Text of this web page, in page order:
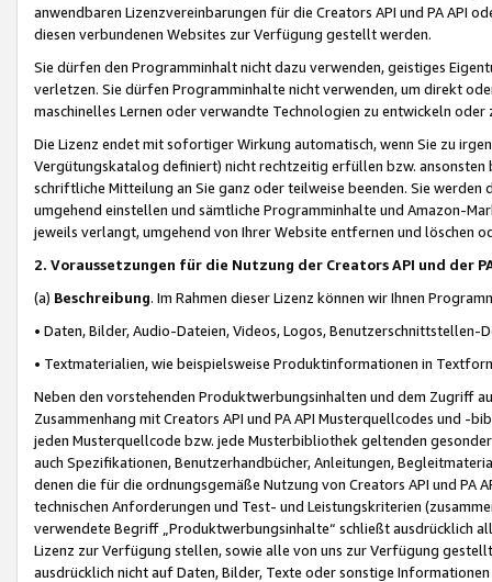
anwendbaren Lizenzvereinbarungen für die Creators API und PA API
diesen verbundenen Websites zur Verfügung gestellt werden.
Sie dürfen den Programminhalt nicht dazu verwenden, geistiges
verletzen. Sie dürfen Programminhalte nicht verwenden, um direkt
maschinelles Lernen oder verwandte Technologien zu entwickeln
Die Lizenz endet mit sofortiger Wirkung automatisch, wenn Sie zu
Vergütungskatalog definiert) nicht rechtzeitig erfüllen bzw. ansonsten
schriftliche Mitteilung an Sie ganz oder teilweise beenden. Sie werden
umgehend einstellen und sämtliche Programminhalte und Amazon-
jeweils verlangt, umgehend von Ihrer Website entfernen und löschen
2. Voraussetzungen für die Nutzung der Creators API und der
(a) Beschreibung. Im Rahmen dieser Lizenz können wir Ihnen
• Daten, Bilder, Audio-Dateien, Videos, Logos, Benutzerschnittstellen-
• Textmaterialien, wie beispielsweise Produktinformationen in
Neben den vorstehenden Produktwerbungsinhalten und dem Zugriff
Zusammenhang mit Creators API und PA API Musterquellcodes und
jeden Musterquellcode bzw. jede Musterbibliothek geltenden
auch Spezifikationen, Benutzerhandbücher, Anleitungen,
denen die für die ordnungsgemäße Nutzung von Creators API und PA
technischen Anforderungen und Test- und Leistungskriterien
verwendete Begriff „Produktwerbungsinhalte“ schließt ausdrücklich
Lizenz zur Verfügung stellen, sowie alle von uns zur Verfügung
ausdrücklich nicht auf Daten, Bilder, Texte oder sonstige